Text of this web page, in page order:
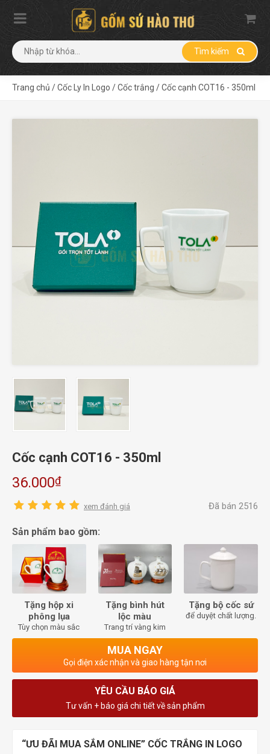
Tìm kiếm
Trang chủ /Cốc Ly In Logo /Cốc trắng /Cốc cạnh COT16 - 350ml
Cốc cạnh COT16 - 350ml
36.000₫
xem đánh giá Đã bán 2516
Sản phẩm bao gồm:
Tặng hộp xi
phông lụa
Tùy chọn màu sắc
Tặng bình hút
lộc màu
Trang trí vàng kim
Tặng bộ cốc sứ
để duyệt chất lượng.
MUA NGAY
Gọi điện xác nhận và giao hàng tận nơi
YÊU CẦU BÁO GIÁ
Tư vấn + báo giá chi tiết về sản phẩm
“ƯU ĐÃI MUA SẮM ONLINE” CỐC TRẮNG IN LOGO